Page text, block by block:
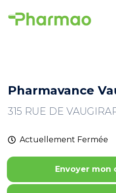
Pharmavance
315 RUE DE
Actuellement Fermée
Envoyer mon